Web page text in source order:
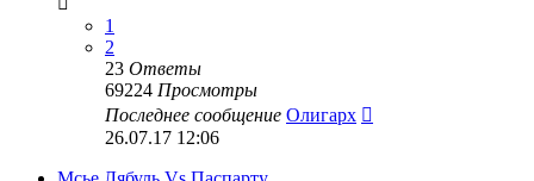
1
2
23 Ответы
69224 Просмотры
Последнее сообщение Олигарх
26.07.17 12:06